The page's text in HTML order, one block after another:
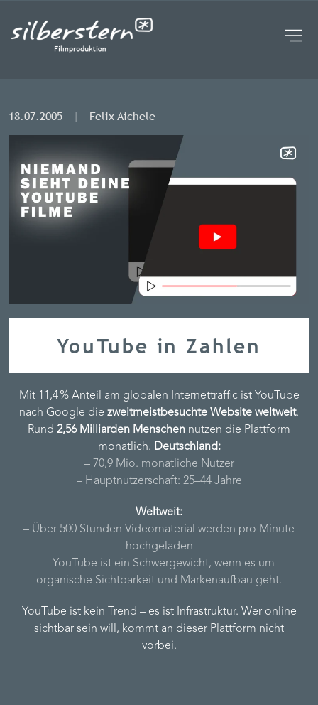
STUDIO | KAMERAROBOTER
EVENTREIHE
KONTAKT
18.07.2005 | Felix Aichele
YouTube in Zahlen
Mit 11,4 % Anteil am globalen Internettraffic ist YouTube
nach Google die zweitmeistbesuchte Website weltweit.
Rund 2,56 Milliarden Menschen nutzen die Plattform
monatlich. Deutschland:
– 70,9 Mio. monatliche Nutzer
– Hauptnutzerschaft: 25–44 Jahre
Weltweit:
– Über 500 Stunden Videomaterial werden pro Minute
hochgeladen
– YouTube ist ein Schwergewicht, wenn es um
organische Sichtbarkeit und Markenaufbau geht.
YouTube ist kein Trend – es ist Infrastruktur. Wer online
sichtbar sein will, kommt an dieser Plattform nicht
vorbei.